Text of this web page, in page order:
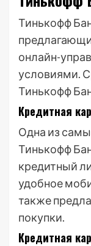
Тинькофф
онлайн-
условиями.
Тинькофф
Кредитная
Одна из
Тинькофф
кредитный
удобное
также
покупки.
Кредитная